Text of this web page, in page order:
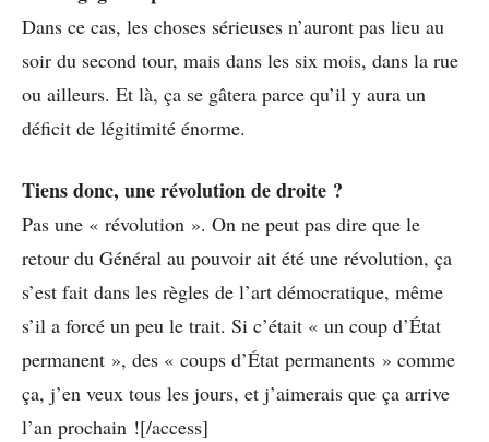
Dans ce cas, les choses sérieuses n’auront pas lieu au
soir du second tour, mais dans les six mois, dans la rue
ou ailleurs. Et là, ça se gâtera parce qu’il y aura un
déficit de légitimité énorme.
Tiens donc, une révolution de droite ?
Pas une « révolution ». On ne peut pas dire que le
retour du Général au pouvoir ait été une révolution, ça
s’est fait dans les règles de l’art démocratique, même
s’il a forcé un peu le trait. Si c’était « un coup d’État
permanent », des « coups d’État permanents » comme
ça, j’en veux tous les jours, et j’aimerais que ça arrive
l’an prochain ![/access]